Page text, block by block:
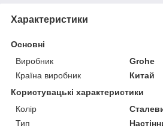
Характеристики
Основні
Виробник
Grohe
Країна виробник
Китай
Користувацькі характеристики
Колір
Тип